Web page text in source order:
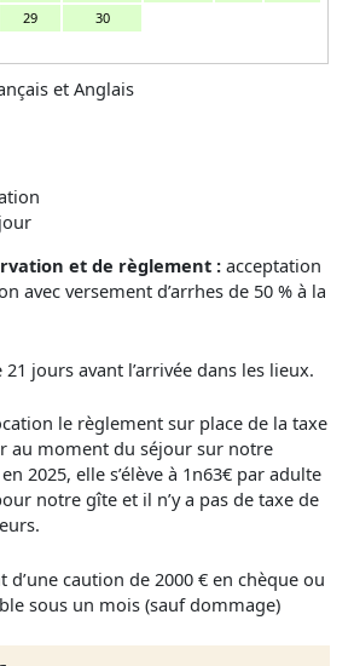
29 30
et Anglais
et de règlement : acceptation
avec versement d’arrhes de 50 % à la
jours avant l’arrivée dans les lieux.
le règlement sur place de la taxe
au moment du séjour sur notre
2025, elle s’élève à 1n63€ par adulte
notre gîte et il n’y a pas de taxe de
d’une caution de 2000 € en chèque ou
sous un mois (sauf dommage)